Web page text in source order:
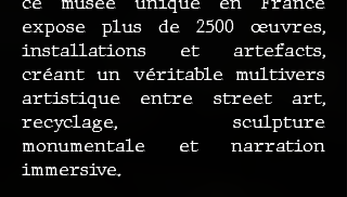
expose plus de 2500 œuvres,
installations et artefacts,
créant un véritable multivers
artistique entre street art,
recyclage, sculpture
monumentale et narration
immersive.